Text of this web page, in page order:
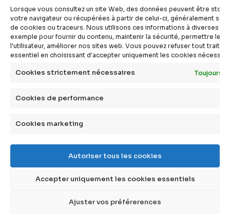
Lorsque vous consultez un site Web, des données peuvent être
votre navigateur ou récupérées à partir de celui-ci, généralement
de cookies ou traceurs. Nous utilisons ces informations à diverses
exemple pour fournir du contenu, maintenir la sécurité, permettre le
l'utilisateur, améliorer nos sites web. Vous pouvez refuser tout
essentiel en choisissant d'accepter uniquement les cookies
Cookies strictement nécessaires Toujours
Cookies de performance
Cookies marketing
Autoriser tous les cookies
Accepter uniquement les cookies essentiels
Ajuster vos préférerences
dossiers
experts
compléments
questions
définitions
livres
à propos
qui sommes-nous ?
mentions légales